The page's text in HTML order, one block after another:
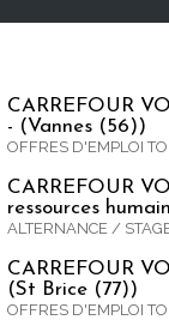
CARREFOUR
- (Vannes (56))
OFFRES D'EMPLOI
CARREFOUR
ressources
ALTERNANCE /
CARREFOUR
(St Brice (77))
OFFRES D'EMPLOI